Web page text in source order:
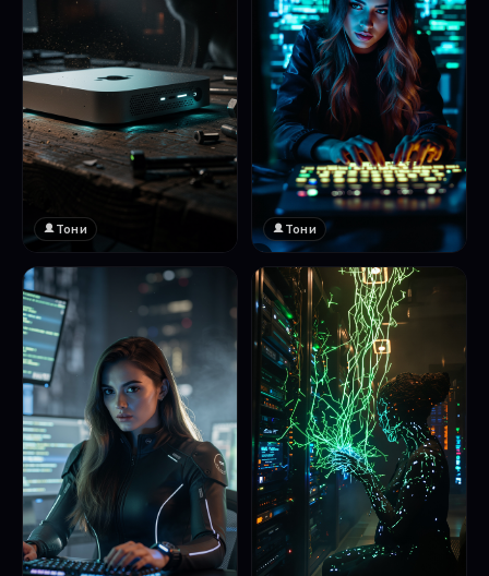
Тони
❤️
1
Тони